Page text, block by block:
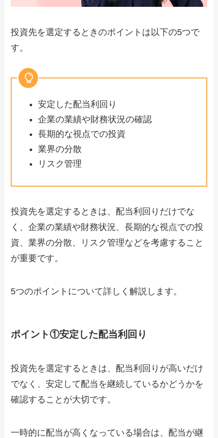
投資先を選定するときのポイントは以下の5つで
す。
安定した配当利回り
企業の業績や財務状況の確認
長期的な視点での投資
業界の分散
リスク管理
投資先を選定するときは、配当利回りだけでな
く、企業の業績や財務状況、長期的な視点での投
資、業界の分散、リスク管理などを考慮すること
が重要です。
5つのポイントについて詳しく解説します。
ポイント①安定した配当利回り
投資先を選定するときは、配当利回りが高いだけ
でなく、安定して配当を継続しているかどうかを
確認することが大切です。
一時的に配当が高くなっている場合は、配当が継